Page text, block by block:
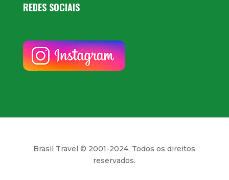
REDES SOCIAIS
Brasil Travel © 2001-2024. Todos os direitos
reservados.